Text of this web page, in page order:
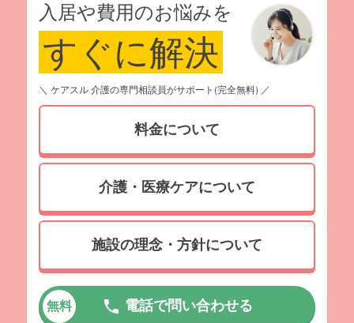
入居や費用のお悩みを
すぐに解決
＼ ケアスル 介護の専門相談員がサポート(完全無料) ／
料金について
介護・医療ケアについて
施設の理念・方針について
無料 電話で問い合わせる